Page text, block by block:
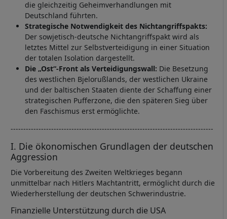
die gleichzeitig Geheimverhandlungen mit
Deutschland führten.
Strategische Notwendigkeit des Nichtangriffspakts:
Der sowjetisch-deutsche Nichtangriffspakt wird als
letztes Mittel zur Selbstverteidigung in einer Situation
der totalen Isolation dargestellt.
Die „Ost“-Front als Verteidigungswall: Die Besetzung
des westlichen Bjelorußlands, der westlichen Ukraine
und der baltischen Staaten diente der Schaffung einer
strategischen Pufferzone, die den späteren Sieg über
den Faschismus erst ermöglichte.
--------------------------------------------------------------------------------
I. Die ökonomischen Grundlagen der deutschen
Aggression
Die Vorbereitung des Zweiten Weltkrieges begann
unmittelbar nach Hitlers Machtantritt, ermöglicht durch die
Wiederherstellung der deutschen Schwerindustrie.
Finanzielle Unterstützung durch die USA